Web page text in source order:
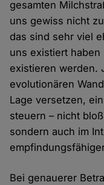
gesamten
uns gewiss nicht
das sind sehr viel
uns existiert
existieren werden.
evolutionären
Lage versetzen,
steuern – nicht
sondern auch im
Bei genauerer